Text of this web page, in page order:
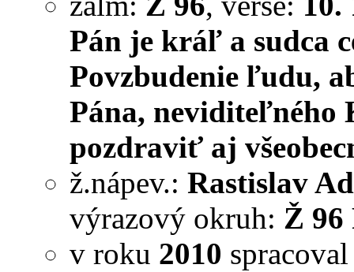
Pán je kráľ a sudca
Povzbudenie ľudu,
Pána,
pozdraviť aj
ž.nápev.: Rastislav
výrazový okruh: Ž 96
v roku 2010